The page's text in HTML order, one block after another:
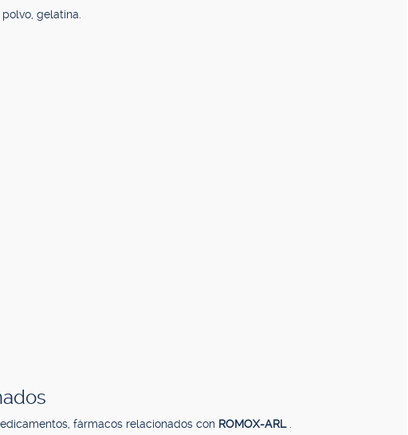
gelatina.
fármacos relacionados con ROMOX-ARL